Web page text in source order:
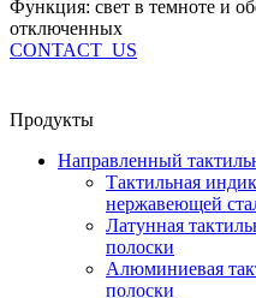
Функция: свет в темноте и
отключенных
CONTACT_US
Продукты
Направленный
Тактильная
нержавеющей
Латунная
полоски
Алюминиевая
полоски